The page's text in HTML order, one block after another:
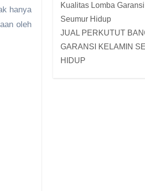
hanya
oleh
JUAL PERKUTUT
GARANSI KELAMIN
HIDUP